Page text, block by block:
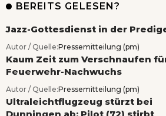
BEREITS GELESEN?
Jazz-Gottesdienst in der
Autor / Quelle:Pressemitteilung (pm)
Kaum Zeit zum Verschnaufen
Feuerwehr-Nachwuchs
Autor / Quelle:Pressemitteilung (pm)
Ultraleichtflugzeug stürzt bei